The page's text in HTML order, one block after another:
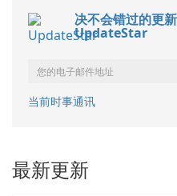
决不会错过的更
UpdateStar
当前时事通讯
最新更新